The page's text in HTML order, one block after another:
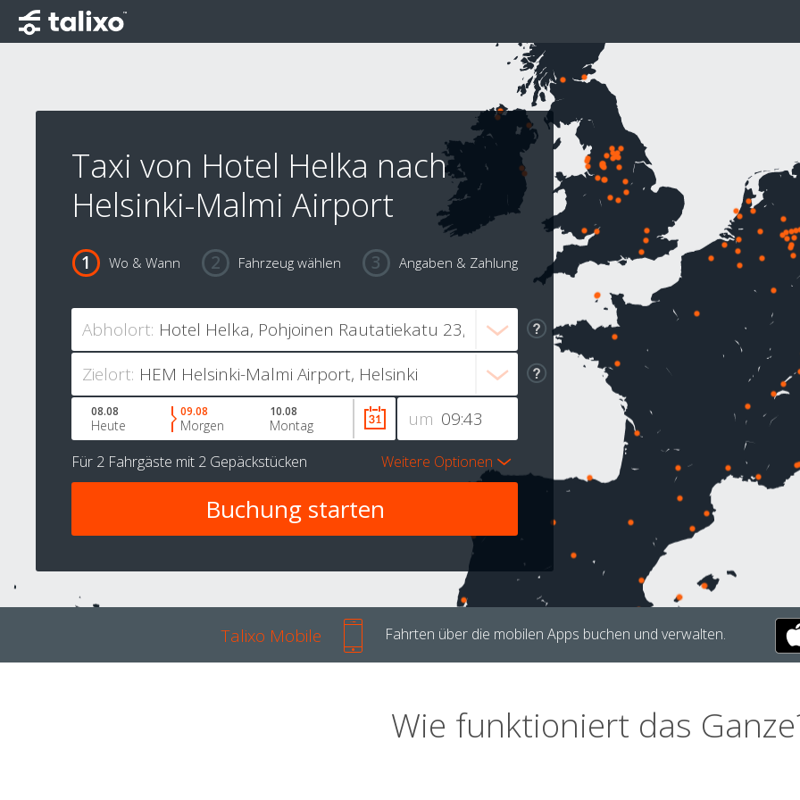
Taxi von Hotel Helka nach
Helsinki-Malmi Airport
Wo & Wann Fahrzeug wählen Angaben & Zahlung
Abholort:
Zielort:
um
08.08
Heute
09.08
Morgen
10.08
Montag
Für 2 Fahrgäste mit 2 Gepäckstücken Weitere Optionen
Talixo Mobile Fahrten über die mobilen Apps buchen und verwalten.
Wie funktioniert das